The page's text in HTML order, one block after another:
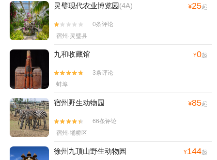
灵璧现代农业博览园(4A) ¥25起


0条评论
宿州·灵璧县
九和收藏馆 ¥0起


3条评论
蚌埠
宿州野生动物园 ¥85起


66条评论
宿州·埇桥区
徐州九顶山野生动物园 ¥144起